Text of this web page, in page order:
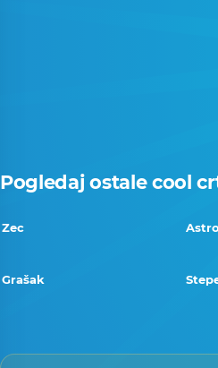
Pogledaj ostale cool
Zec
Grašak